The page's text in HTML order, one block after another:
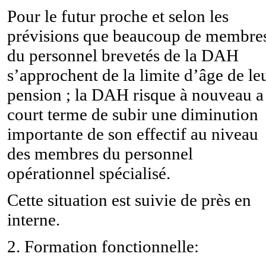
Pour le futur proche et selon les
prévisions que beaucoup de
du personnel brevetés de la DAH
s’approchent de la limite d’âge de
pension ; la DAH risque à nouveau a
court terme de subir une diminution
importante de son effectif au niveau
des membres du personnel
opérationnel spécialisé.
Cette situation est suivie de près en
interne.
2. Formation fonctionnelle: